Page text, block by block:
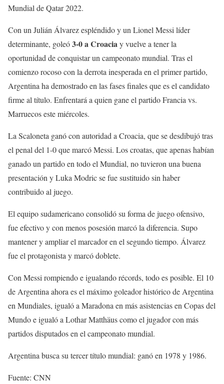
Mundial de Qatar 2022.
Con un Julián Álvarez espléndido y un Lionel Messi líder
determinante, goleó3-0 a Croaciay vuelve a tener la
oportunidad de conquistar un campeonato mundial. Tras el
comienzo rocoso con la derrota inesperada en el primer partido,
Argentina ha demostrado en las fases finales que es el candidato
firme al título. Enfrentará a quien gane el partido Francia vs.
Marruecos este miércoles.
La Scaloneta ganó con autoridad a Croacia, que se desdibujó tras
el penal del 1-0 que marcó Messi. Los croatas, que apenas habían
ganado un partido en todo el Mundial, no tuvieron una buena
presentación y Luka Modric se fue sustituido sin haber
contribuido al juego.
El equipo sudamericano consolidó su forma de juego ofensivo,
fue efectivo y con menos posesión marcó la diferencia. Supo
mantener y ampliar el marcador en el segundo tiempo. Álvarez
fue el protagonista y marcó doblete.
Con Messi rompiendo e igualando récords, todo es posible. El 10
de Argentina ahora es el máximo goleador histórico de Argentina
en Mundiales, igualó a Maradona en más asistencias en Copas del
Mundo e igualó a Lothar Matthäus como el jugador con más
partidos disputados en el campeonato mundial.
Argentina busca su tercer título mundial: ganó en 1978 y 1986.
Fuente: CNN